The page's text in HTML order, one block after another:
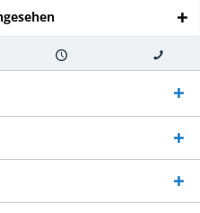
Versand von So erreichen
Sie uns 0160
970 511 90